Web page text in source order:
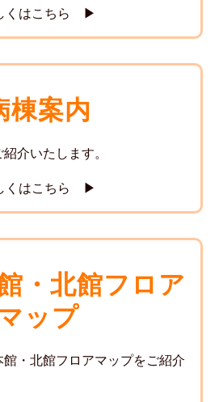
くはこちら ▶
棟案内
介いたします。
くはこちら ▶
・北館フロア
ップ
館・北館フロアマップをご紹介